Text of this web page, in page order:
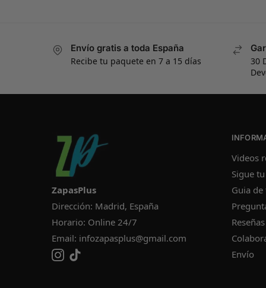
Envío gratis a toda España
Recibe tu paquete en 7 a 15 días
30
ZapasPlus
Dirección: Madrid, España
Horario: Online 24/7
Email: infozapasplus@gmail.com
Videos
Sigue
Guia de
Envío